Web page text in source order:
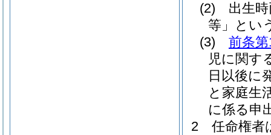
(2)
出生
等」とい
(3)
前条
児に関す
日以後に
と家庭生
に係る申
2
任命権者